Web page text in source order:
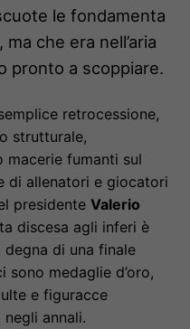
le fondamenta
che era nell’aria
pronto a scoppiare.
retrocessione,
strutturale,
macerie fumanti sul
di allenatori e giocatori
presidente Valerio
discesa agli inferi è
degna di una finale
sono medaglie d’oro,
e figuracce
annali.